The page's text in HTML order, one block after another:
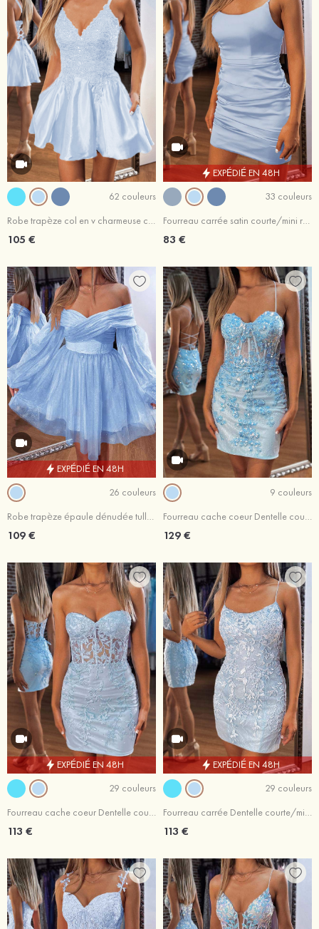
62 couleurs
Robe trapèze col en v charmeuse courte/mini robe de fête de la rentrée
105 €
EXPÉDIÉ EN 48H
33 couleurs
Fourreau carrée satin courte/mini robe de fête de la rentrée
83 €
EXPÉDIÉ EN 48H
26 couleurs
Robe trapèze épaule dénudée tulle courte/mini robe de fête de la rentrée
109 €
9 couleurs
Fourreau cache coeur Dentelle courte/mini robe de fête de la rentrée
129 €
EXPÉDIÉ EN 48H
29 couleurs
Fourreau cache coeur Dentelle courte/mini robe de fête de la rentrée
113 €
EXPÉDIÉ EN 48H
29 couleurs
Fourreau carrée Dentelle courte/mini robe de fête de la rentrée
113 €